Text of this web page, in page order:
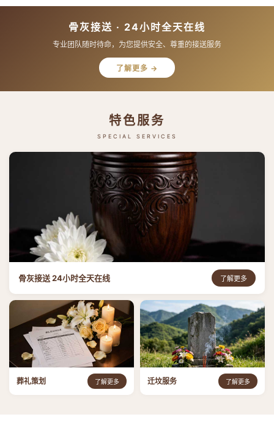
骨灰接送 · 24小时全天在线
专业团队随时待命，为您提供安全、尊重的接送服务
了解更多 →
特色服务
SPECIAL SERVICES
骨灰接送 24小时全天在线 了解更多
葬礼策划 了解更多 迁坟服务 了解更多